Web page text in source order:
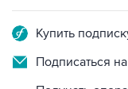
Подписаться
Получать